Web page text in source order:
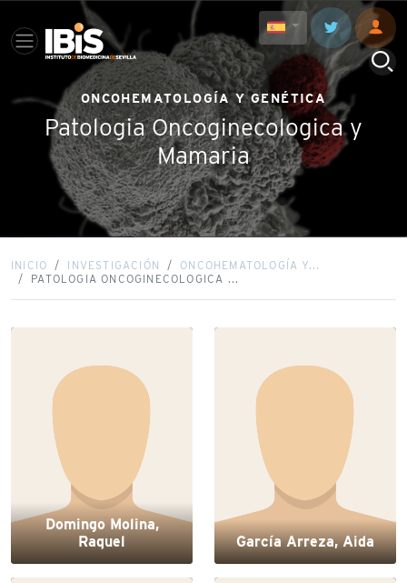
ONCOHEMATOLOGÍA Y GENÉTICA
Patologia Oncoginecologica y
Mamaria
INICIO INVESTIGACIÓN
ONCOHEMATOLOGÍA Y...
PATOLOGIA ONCOGINECOLOGICA ...
Domingo Molina,
Raquel
García Arreza, Aida